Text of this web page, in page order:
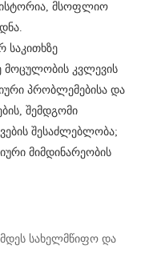
მსოფლიო
საკითხზე
მოცულობის კვლევის
პრობლემებისა და
შემდგომი
შესაძლებლობა;
მიმდინარეობის
სახელმწიფო და